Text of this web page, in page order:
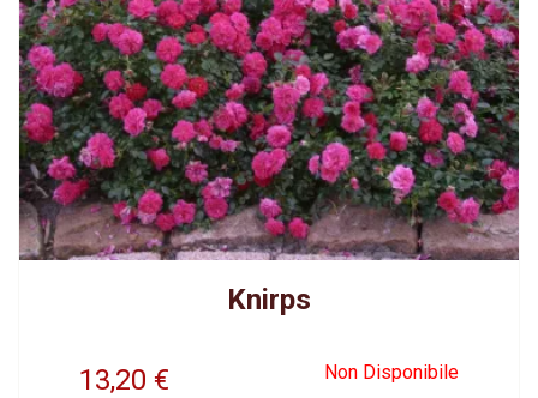
Knirps
13,20 Non Disponibile
€